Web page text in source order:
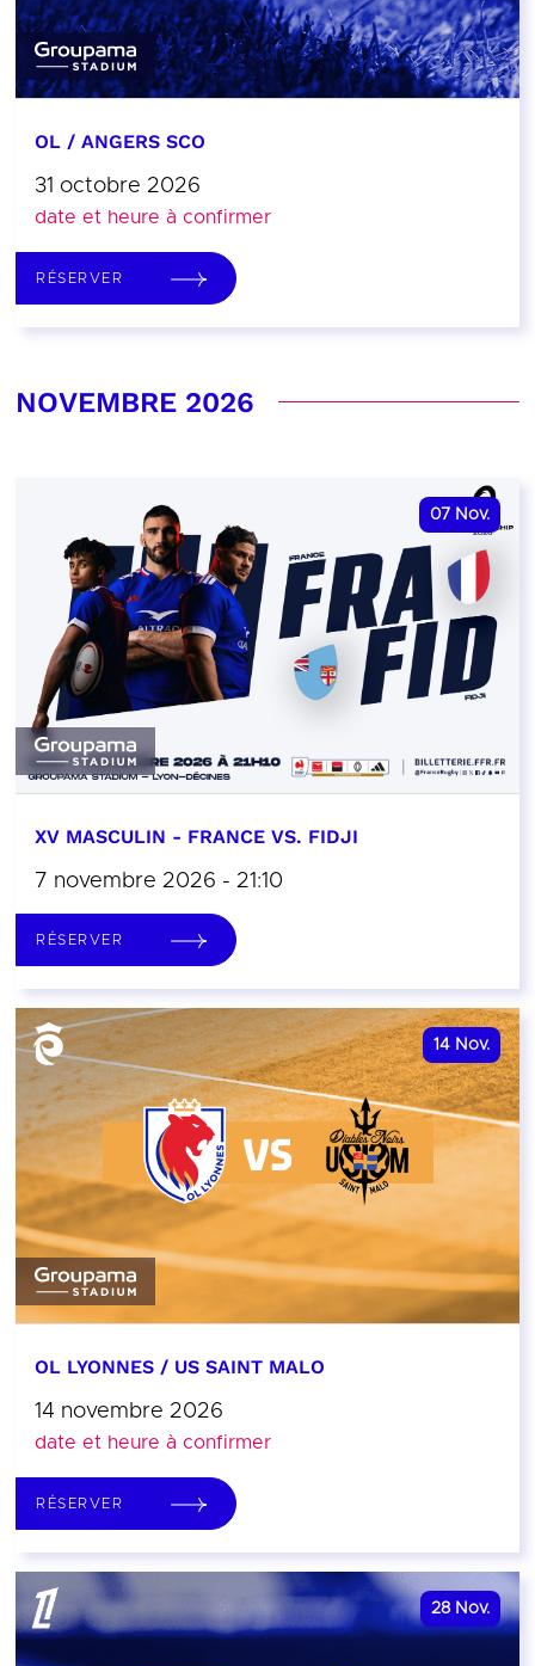
OL / ANGERS SCO
31 octobre 2026
date et heure à confirmer
RÉSERVER
NOVEMBRE 2026
07 Nov.
XV MASCULIN - FRANCE VS. FIDJI
7 novembre 2026 - 21:10
RÉSERVER
14 Nov.
OL LYONNES / US SAINT MALO
14 novembre 2026
date et heure à confirmer
RÉSERVER
28 Nov.